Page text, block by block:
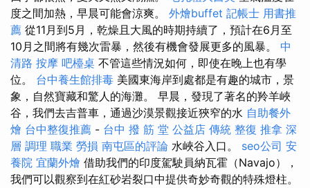
度之間加熱，早晨可能會涼爽。 外燴buffet 記帳士 用書推
薦 從11月到5月，乾燥且大風的時期持續了，預計在6月至
10月之間將有幾次雷暴，然後有機會發展更多的風暴。 中
清路 按摩 吧檯桌 不管這些情況如何，即使在晚上也有學
位。 台中養生館排毒 美國東海岸到處都是有趣的城市，景
象，自然寶藏和驚人的海灘。 早晨，發現了著名的羚羊峽
谷，我們去吉普車，通過沙漠景觀接近狹窄的水 自助餐外
燴 台中整復推薦 - 台中 撥 筋 堂 公益店 傳統 整復 推拿 深
層 調理 職業 勞損 南屯區的評論 水峽谷入口。 seo公司 安
養院 宜蘭外燴 借助我們的印度駕駛員納瓦霍（Navajo），
我們可以觀察到在紅砂岩裂口中提供奇妙奇觀的特殊燈柱。